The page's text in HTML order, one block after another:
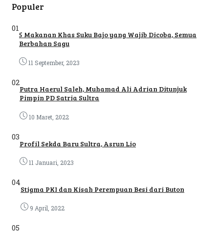
Populer
01
5 Makanan Khas Suku Bajo yang Wajib Dicoba, Semua
Berbahan Sagu
11 September, 2023
02
Putra Haerul Saleh, Muhamad Ali Adrian Ditunjuk
Pimpin PD Satria Sultra
10 Maret, 2022
03
Profil Sekda Baru Sultra, Asrun Lio
11 Januari, 2023
04
Stigma PKI dan Kisah Perempuan Besi dari Buton
9 April, 2022
05